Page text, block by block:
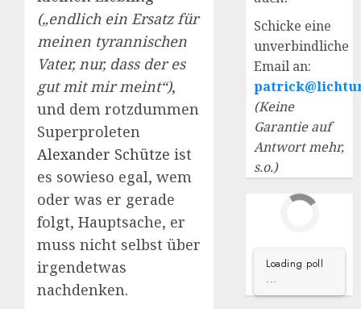
(„endlich ein Ersatz für
meinen tyrannischen
Vater, nur, dass der es
gut mit mir meint“),
und dem rotzdummen
Superproleten
Alexander Schütze ist
es sowieso egal, wem
oder was er gerade
folgt, Hauptsache, er
muss nicht selbst über
irgendetwas
nachdenken.
Schicke eine
unverbindliche
Email an:
(Keine
Garantie auf
Antwort mehr,
s.o.)
Loading poll
...